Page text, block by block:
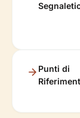
Punti di